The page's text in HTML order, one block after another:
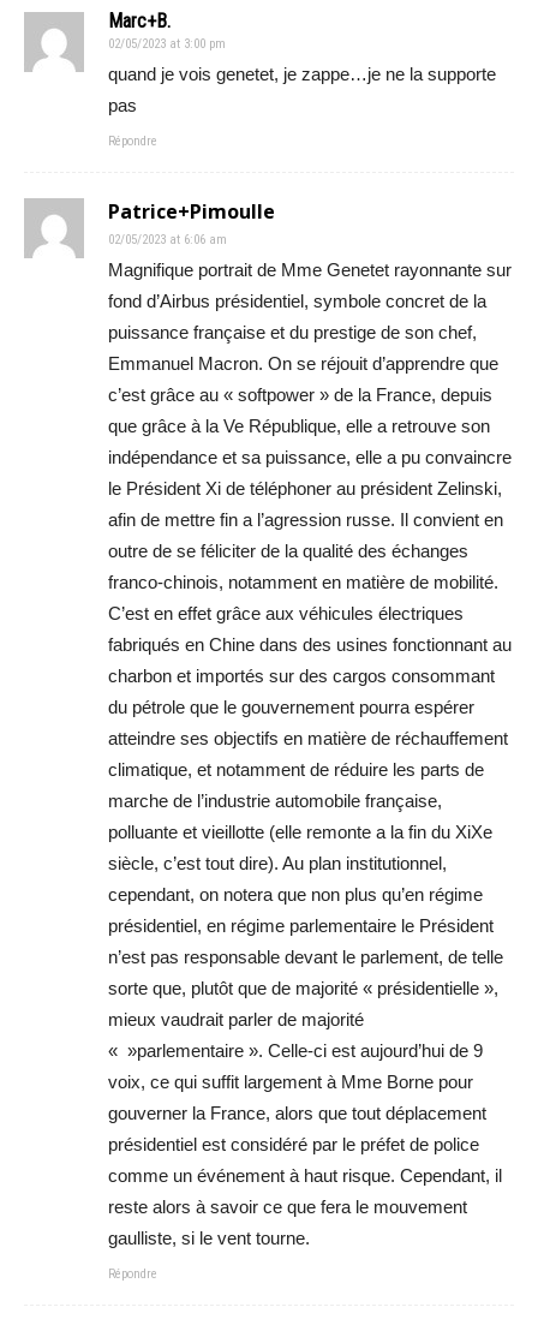
Marc+B.
02/05/2023 at 3:00 pm
quand je vois genetet, je zappe…je ne la supporte
pas
Répondre
Patrice+Pimoulle
02/05/2023 at 6:06 am
Magnifique portrait de Mme Genetet rayonnante sur
fond d’Airbus présidentiel, symbole concret de la
puissance française et du prestige de son chef,
Emmanuel Macron. On se réjouit d’apprendre que
c’est grâce au « softpower » de la France, depuis
que grâce à la Ve République, elle a retrouve son
indépendance et sa puissance, elle a pu convaincre
le Président Xi de téléphoner au président Zelinski,
afin de mettre fin a l’agression russe. Il convient en
outre de se féliciter de la qualité des échanges
franco-chinois, notamment en matière de mobilité.
C’est en effet grâce aux véhicules électriques
fabriqués en Chine dans des usines fonctionnant au
charbon et importés sur des cargos consommant
du pétrole que le gouvernement pourra espérer
atteindre ses objectifs en matière de réchauffement
climatique, et notamment de réduire les parts de
marche de l’industrie automobile française,
polluante et vieillotte (elle remonte a la fin du XiXe
siècle, c’est tout dire). Au plan institutionnel,
cependant, on notera que non plus qu’en régime
présidentiel, en régime parlementaire le Président
n’est pas responsable devant le parlement, de telle
sorte que, plutôt que de majorité « présidentielle »,
mieux vaudrait parler de majorité
« »parlementaire ». Celle-ci est aujourd’hui de 9
voix, ce qui suffit largement à Mme Borne pour
gouverner la France, alors que tout déplacement
présidentiel est considéré par le préfet de police
comme un événement à haut risque. Cependant, il
reste alors à savoir ce que fera le mouvement
gaulliste, si le vent tourne.
Répondre